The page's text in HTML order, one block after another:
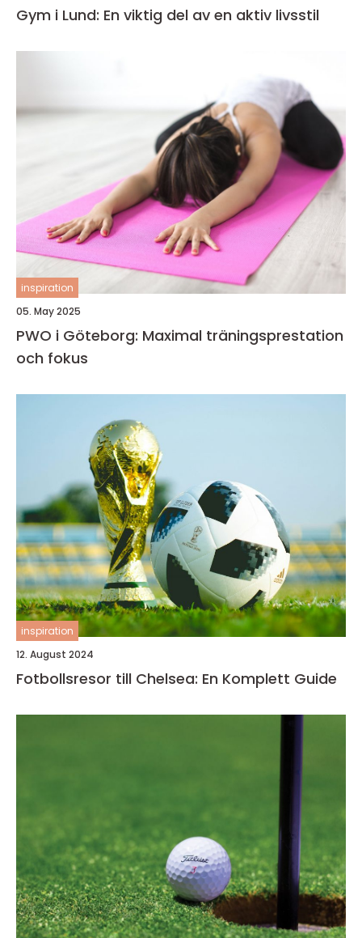
Gym i Lund: En viktig del av en aktiv livsstil
inspiration
05. May 2025
PWO i Göteborg: Maximal träningsprestation
och fokus
inspiration
12. August 2024
Fotbollsresor till Chelsea: En Komplett Guide